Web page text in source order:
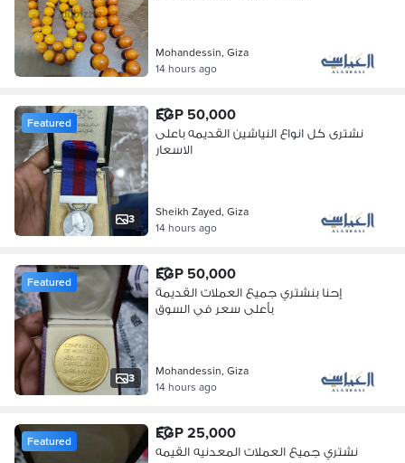
Mohandessin, Giza
14 hours ago
3
Featured EGP 50,000
نشترى كل انواع النياشين القديمه باعلى
الاسعار
Sheikh Zayed, Giza
14 hours ago
3
Featured EGP 50,000
إحنا بنشتري جميع العملات القديمة
بأعلى سعر في السوق
Mohandessin, Giza
14 hours ago
Featured EGP 25,000
نشتري جميع العملات المعدنيه القيمه